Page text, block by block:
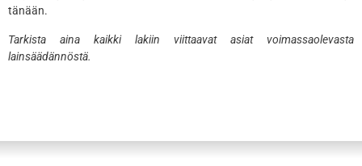
tänään.
Tarkista aina kaikki lakiin viittaavat asiat voimassaolevasta
lainsäädännöstä.